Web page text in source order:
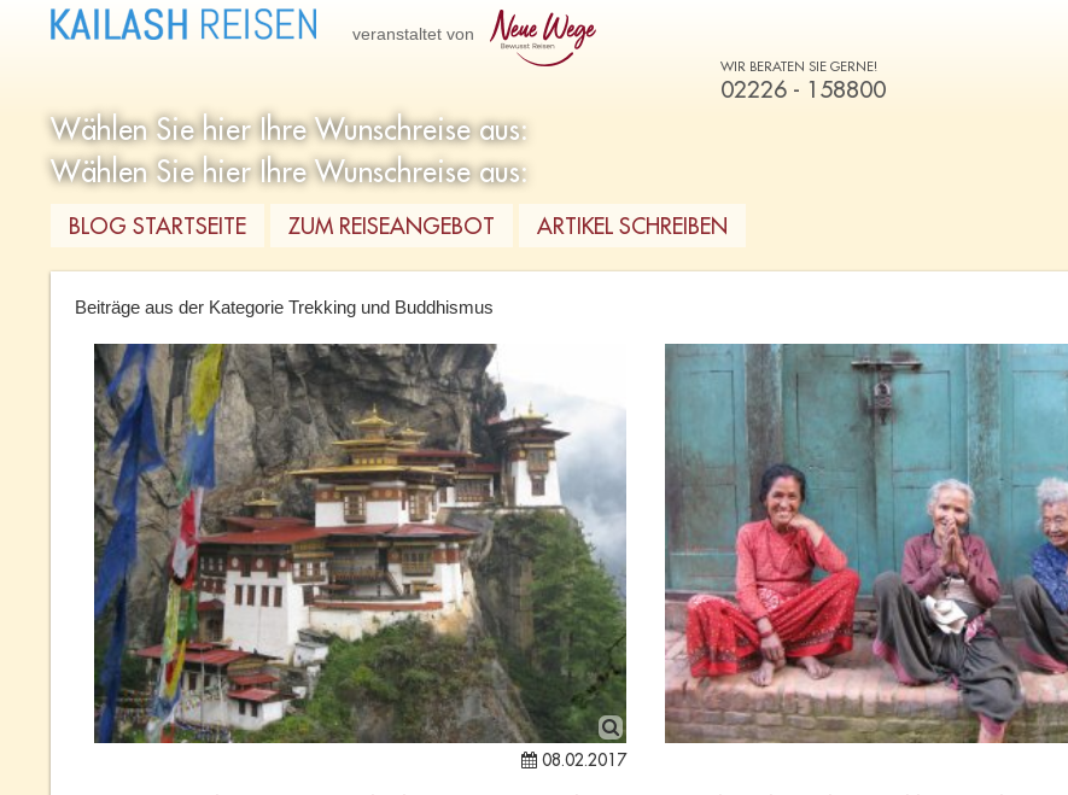
veranstaltet von
WIR BERATEN SIE GERNE!
02226 - 158800
BLOG STARTSEITE ZUM REISEANGEBOT ARTIKEL SCHREIBEN
Beiträge aus der Kategorie Trekking und Buddhismus
08.02.2017